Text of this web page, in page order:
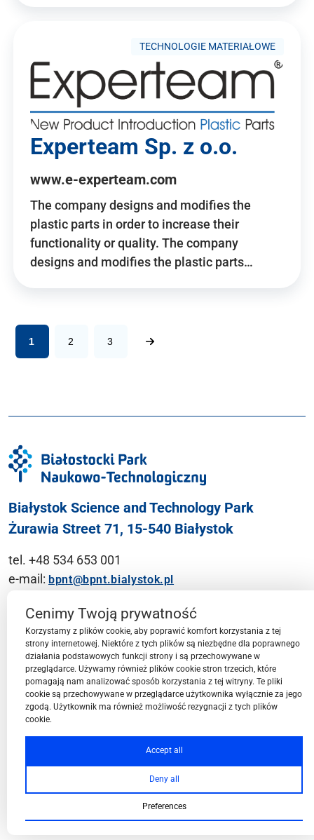
TECHNOLOGIE MATERIAŁOWE
Experteam Sp. z o.o.
www.e-experteam.com
The company designs and modifies the
plastic parts in order to increase their
functionality or quality. The company
designs and modifies the plastic parts…
1 2 3
Białystok Science and Technology Park
Żurawia Street 71, 15-540 Białystok
tel. +48 534 653 001
e-mail: bpnt@bpnt.bialystok.pl
Contact
BPN-T Area
BPN-T Offer
Cenimy Twoją prywatność
Korzystamy z plików cookie, aby poprawić komfort korzystania z tej
strony internetowej. Niektóre z tych plików są niezbędne dla poprawnego
działania podstawowych funkcji strony i są przechowywane w
przeglądarce. Używamy również plików cookie stron trzecich, które
pomagają nam analizować sposób korzystania z tej witryny. Te pliki
cookie są przechowywane w przeglądarce użytkownika wyłącznie za jego
zgodą. Użytkownik ma również możliwość rezygnacji z tych plików
cookie.
Accept all
Deny all
Preferences